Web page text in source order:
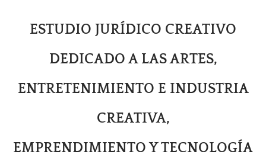
ESTUDIO JURÍDICO CREATIVO
DEDICADO A LAS ARTES,
ENTRETENIMIENTO E INDUSTRIA
CREATIVA,​
EMPRENDIMIENTO Y TECNOLOGÍA